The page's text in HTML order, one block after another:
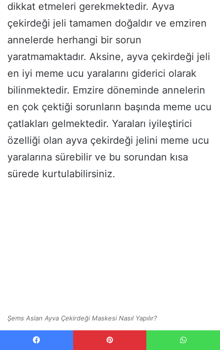
dikkat etmeleri gerekmektedir. Ayva
çekirdeği jeli tamamen doğaldır ve emziren
annelerde herhangi bir sorun
yaratmamaktadır. Aksine, ayva çekirdeği jeli
en iyi meme ucu yaralarını giderici olarak
bilinmektedir. Emzire döneminde annelerin
en çok çektiği sorunların başında meme ucu
çatlakları gelmektedir. Yaraları iyileştirici
özelliği olan ayva çekirdeği jelini meme ucu
yaralarına sürebilir ve bu sorundan kısa
sürede kurtulabilirsiniz.
Şems Aslan Ayva Çekirdeği Maskesi Nasıl Yapılır?
Şems Aslan Ayva Çekirdeği